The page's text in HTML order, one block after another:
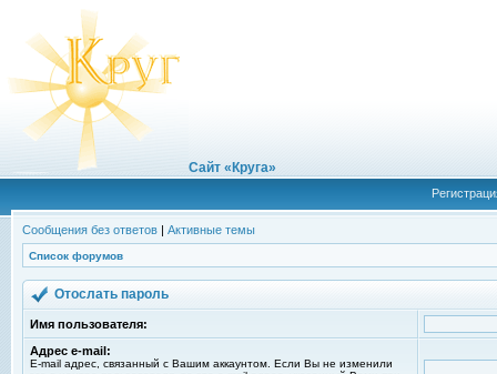
Сайт «Круга»
Сообщения без ответов | Активные темы
Список форумов
Отослать пароль
Имя пользователя:
Адрес e-mail:
E-mail адрес, связанный с Вашим аккаунтом. Если Вы не изменили